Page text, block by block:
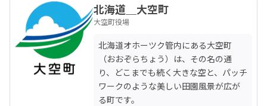
北海道＿大空町
大空町役場
北海道オホーツク管内にある大空町
（おおぞらちょう）は、その名の通
り、どこまでも続く大きな空と、パッチ
ワークのような美しい田園風景が広が
る町です。